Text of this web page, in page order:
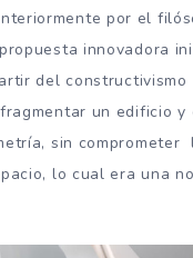
por el
innovadora
del constructivismo
un edificio y
sin comprometer
lo cual era una